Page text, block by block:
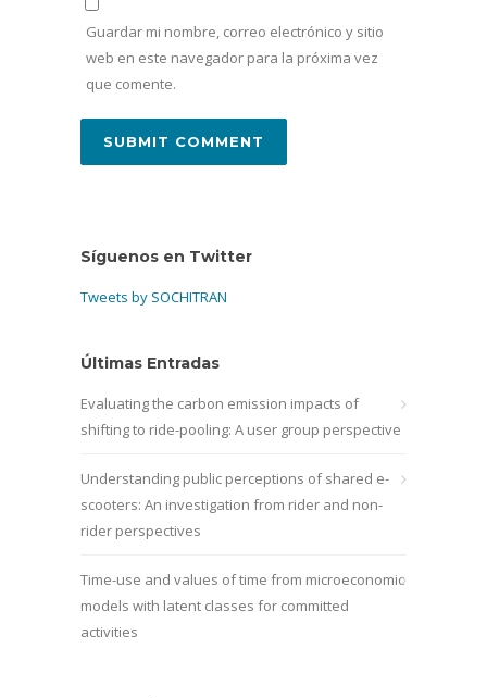
Guardar mi nombre, correo electrónico y sitio
web en este navegador para la próxima vez
que comente.
Síguenos en Twitter
Tweets by SOCHITRAN
Últimas Entradas
Evaluating the carbon emission impacts of
shifting to ride-pooling: A user group perspective
Understanding public perceptions of shared e-
scooters: An investigation from rider and non-
rider perspectives
Time-use and values of time from microeconomic
models with latent classes for committed
activities